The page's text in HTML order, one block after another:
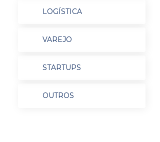
LOGÍSTICA
VAREJO
STARTUPS
OUTROS